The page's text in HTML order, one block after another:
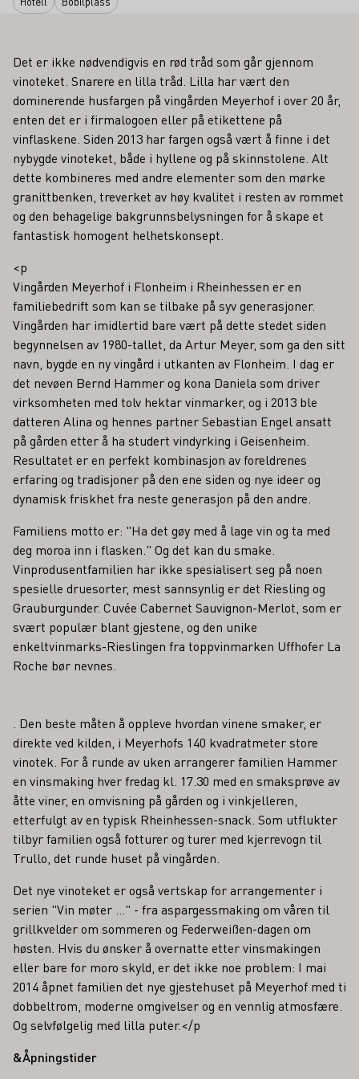
Det er ikke nødvendigvis en rød tråd som går gjennom
vinoteket. Snarere en lilla tråd. Lilla har vært den
dominerende husfargen på vingården Meyerhof i over 20 år,
enten det er i firmalogoen eller på etikettene på
vinflaskene. Siden 2013 har fargen også vært å finne i det
nybygde vinoteket, både i hyllene og på skinnstolene. Alt
dette kombineres med andre elementer som den mørke
granittbenken, treverket av høy kvalitet i resten av rommet
og den behagelige bakgrunnsbelysningen for å skape et
fantastisk homogent helhetskonsept.
<p
Vingården Meyerhof i Flonheim i Rheinhessen er en
familiebedrift som kan se tilbake på syv generasjoner.
Vingården har imidlertid bare vært på dette stedet siden
begynnelsen av 1980-tallet, da Artur Meyer, som ga den sitt
navn, bygde en ny vingård i utkanten av Flonheim. I dag er
det nevøen Bernd Hammer og kona Daniela som driver
virksomheten med tolv hektar vinmarker, og i 2013 ble
datteren Alina og hennes partner Sebastian Engel ansatt
på gården etter å ha studert vindyrking i Geisenheim.
Resultatet er en perfekt kombinasjon av foreldrenes
erfaring og tradisjoner på den ene siden og nye ideer og
dynamisk friskhet fra neste generasjon på den andre.
Familiens motto er: "Ha det gøy med å lage vin og ta med
deg moroa inn i flasken." Og det kan du smake.
Vinprodusentfamilien har ikke spesialisert seg på noen
spesielle druesorter, mest sannsynlig er det Riesling og
Grauburgunder. Cuvée Cabernet Sauvignon-Merlot, som er
svært populær blant gjestene, og den unike
enkeltvinmarks-Rieslingen fra toppvinmarken Uffhofer La
Roche bør nevnes.
. Den beste måten å oppleve hvordan vinene smaker, er
direkte ved kilden, i Meyerhofs 140 kvadratmeter store
vinotek. For å runde av uken arrangerer familien Hammer
en vinsmaking hver fredag kl. 17.30 med en smaksprøve av
åtte viner, en omvisning på gården og i vinkjelleren,
etterfulgt av en typisk Rheinhessen-snack. Som utflukter
tilbyr familien også fotturer og turer med kjerrevogn til
Trullo, det runde huset på vingården.
Det nye vinoteket er også vertskap for arrangementer i
serien "Vin møter ..." - fra aspargessmaking om våren til
grillkvelder om sommeren og Federweißen-dagen om
høsten. Hvis du ønsker å overnatte etter vinsmakingen
eller bare for moro skyld, er det ikke noe problem: I mai
2014 åpnet familien det nye gjestehuset på Meyerhof med ti
dobbeltrom, moderne omgivelser og en vennlig atmosfære.
Og selvfølgelig med lilla puter.</p
&Åpningstider